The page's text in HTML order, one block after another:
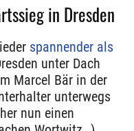
in Dresden
spannender als
unter Dach
Marcel Bär in der
unterwegs
nun einen